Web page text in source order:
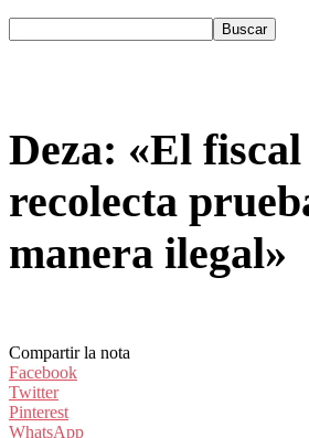
Deza: «El fiscal
recolecta
manera ilegal»
Compartir la nota
Facebook
Twitter
Pinterest
WhatsApp